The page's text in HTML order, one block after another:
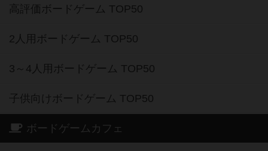
高評価ボードゲーム TOP50
2人用ボードゲーム TOP50
3～4人用ボードゲーム TOP50
子供向けボードゲーム TOP50
ボードゲームカフェ